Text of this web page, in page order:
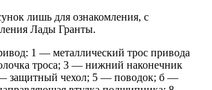
лишь для ознакомления, с
Лады Гранты.
1 — металлический трос привода
троса; 3 — нижний наконечник
защитный чехол; 5 — поводок; б —